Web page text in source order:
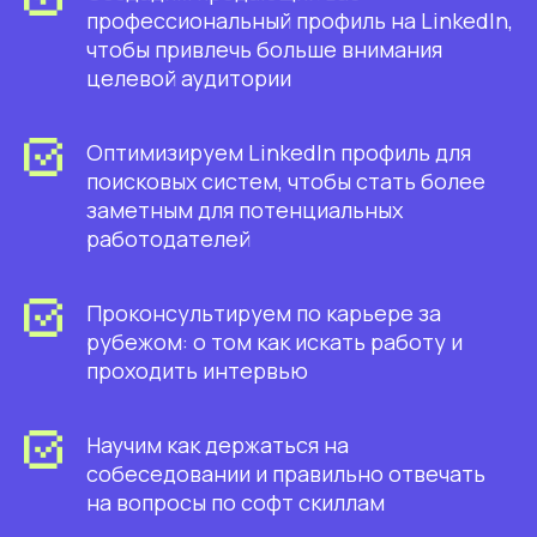
профессиональный профиль на LinkedIn,
чтобы привлечь больше внимания
целевой аудитории
Оптимизируем LinkedIn профиль для
поисковых систем, чтобы стать более
заметным для потенциальных
работодателей
Проконсультируем по карьере за
рубежом: о том как искать работу и
проходить интервью
Научим как держаться на
собеседовании и правильно отвечать
на вопросы по софт скиллам
выйти на зарубежные рынки
IT-специалистам и кандидатам,
которые хотятповысить свой доход
найти работы мечты или построить
зарубежную карьеру
Наши услуги
Диагностика